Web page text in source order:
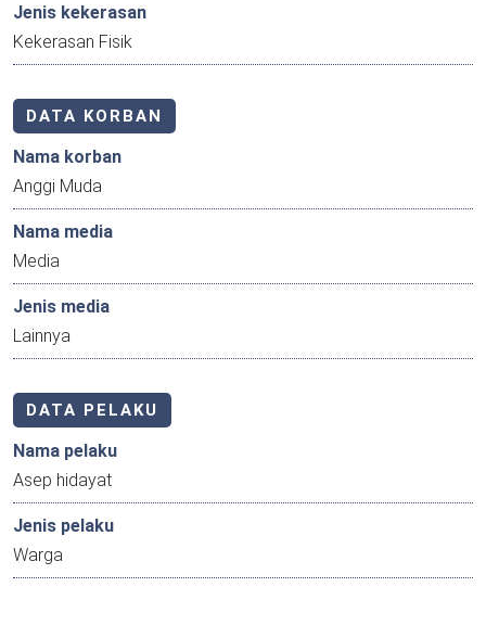
Jenis kekerasan
Kekerasan Fisik
DATA KORBAN
Nama korban
Anggi Muda
Nama media
Media
Jenis media
Lainnya
DATA PELAKU
Nama pelaku
Asep hidayat
Jenis pelaku
Warga